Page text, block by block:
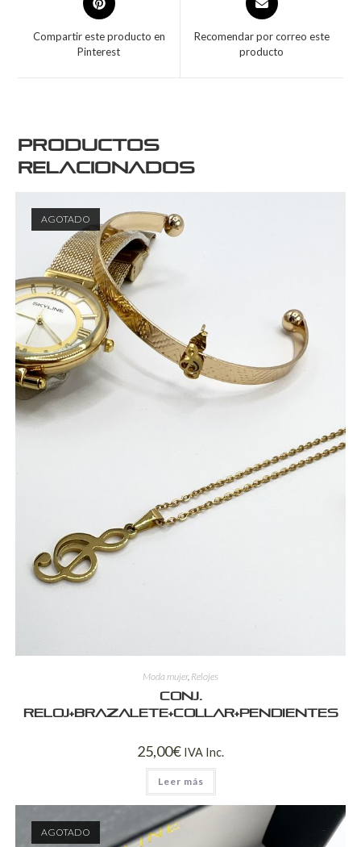
Compartir este producto en
Pinterest
Recomendar por correo este
producto
Productos
relacionados
AGOTADO
Moda mujer, Relojes
Conj.
reloj+brazalete+collar+pendientes
25,00€ IVA Inc.
Leer más
AGOTADO